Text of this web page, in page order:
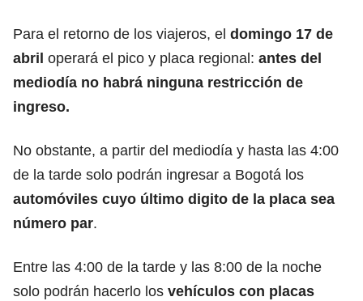
Para el retorno de los viajeros, el domingo 17 de
abril operará el pico y placa regional: antes del
mediodía no habrá ninguna restricción de
ingreso.
No obstante, a partir del mediodía y hasta las 4:00
de la tarde solo podrán ingresar a Bogotá los
automóviles cuyo último digito de la placa sea
número par.
Entre las 4:00 de la tarde y las 8:00 de la noche
solo podrán hacerlo los vehículos con placas